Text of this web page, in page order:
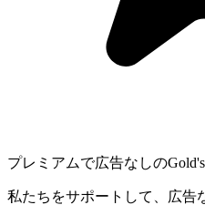
プレミアムで広告なしの
私たちをサポートして、広告